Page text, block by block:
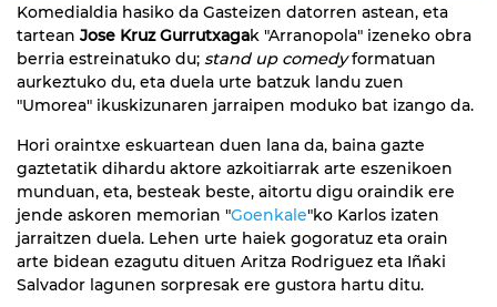
Komedialdia hasiko da Gasteizen datorren astean, eta
tartean Jose Kruz Gurrutxagak "Arranopola" izeneko obra
berria estreinatuko du; stand up comedyformatuan
aurkeztuko du, eta duela urte batzuk landu zuen
"Umorea" ikuskizunaren jarraipen moduko bat izango da.
Hori oraintxe eskuartean duen lana da, baina gazte
gaztetatik dihardu aktore azkoitiarrak arte eszenikoen
munduan, eta, besteak beste, aitortu digu oraindik ere
jende askoren memorian "Goenkale"ko Karlos izaten
jarraitzen duela. Lehen urte haiek gogoratuz eta orain
arte bidean ezagutu dituen Aritza Rodriguez eta Iñaki
Salvador lagunen sorpresak ere gustora hartu ditu.